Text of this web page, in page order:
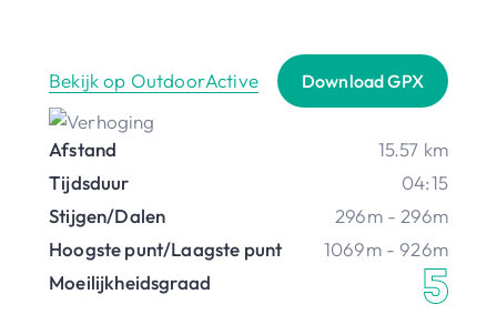
Bekijk op OutdoorActive Download GPX
Afstand
15.57 km
Tijdsduur
04:15
Stijgen/Dalen
296m - 296m
Hoogste punt/Laagste punt
1069m - 926m
Moeilijkheidsgraad